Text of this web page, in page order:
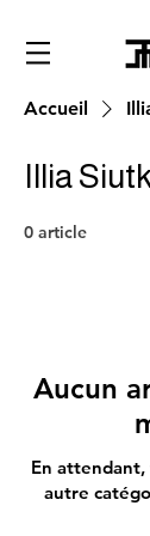
Accueil
Illia
0 article
Aucun
En attendant,
autre